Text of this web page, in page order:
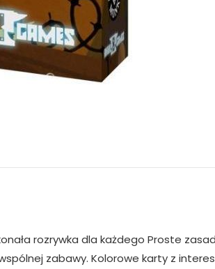
rozrywka dla każdego Proste
zabawy. Kolorowe karty z